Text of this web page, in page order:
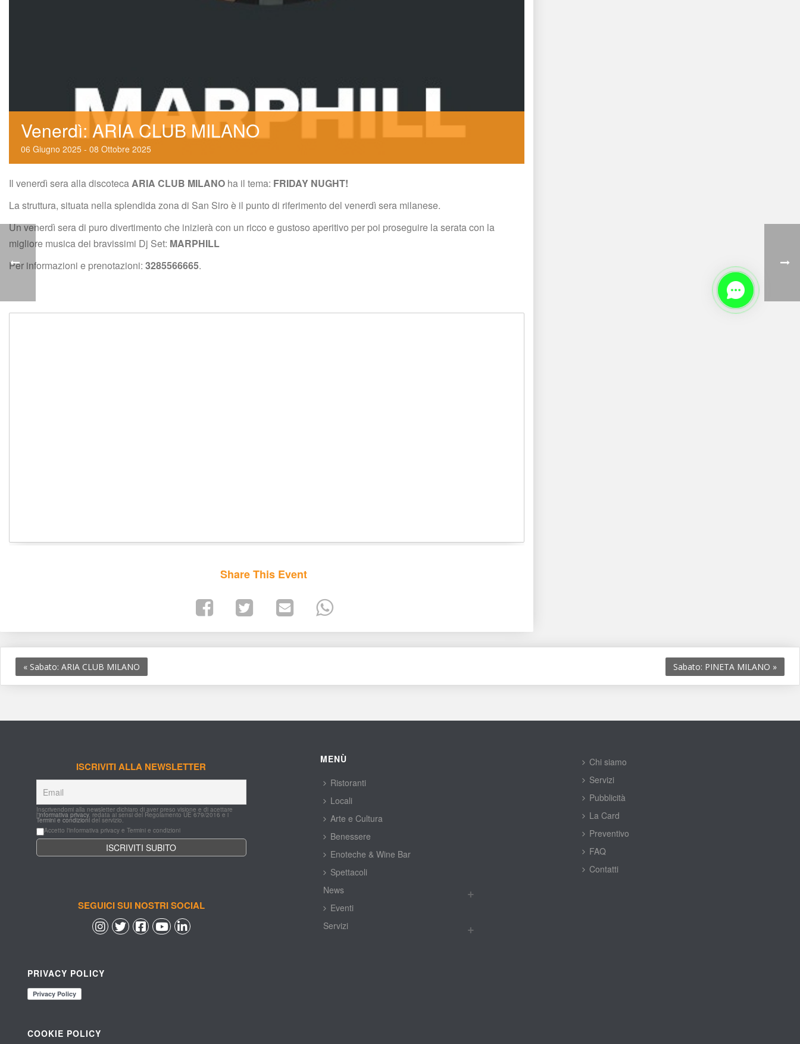
Venerdì: ARIA CLUB MILANO
06 Giugno 2025 - 08 Ottobre 2025
Il venerdì sera alla discoteca ARIA CLUB MILANO ha il tema: FRIDAY NUGHT!
La struttura, situata nella splendida zona di San Siro è il punto di riferimento del venerdì sera milanese.
Un venerdì sera di puro divertimento che inizierà con un ricco e gustoso aperitivo per poi proseguire la serata con la
migliore musica dei bravissimi Dj Set: MARPHILL
Per informazioni e prenotazioni: 3285566665.
Share This Event
« Sabato: ARIA CLUB MILANO Sabato: PINETA MILANO »
ISCRIVITI ALLA NEWSLETTER
Inscrivendomi alla newsletter dichiaro di aver preso visione e di acettare
l'informativa privacy, redata ai sensi del Regolamento UE 679/2016 e i
Termini e condizioni del servizio.
Accetto l'informativa privacy e Termini e condizioni
SEGUICI SUI NOSTRI SOCIAL
PRIVACY POLICY
COOKIE POLICY
MENÙ
Ristoranti
Locali
Arte e Cultura
Benessere
Enoteche & Wine Bar
Spettacoli
New
Eventi
Servizi
Chi siamo
Servizi
Pubblicità
La Card
Preventivo
FAQ
Contatti